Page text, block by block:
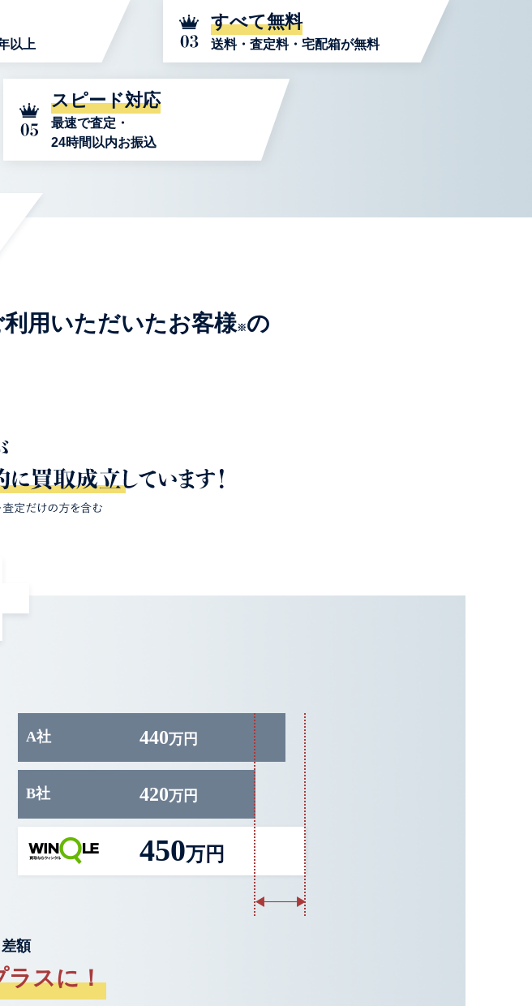
以上
すべて無料
送料・査定料・宅配箱が無料
スピード対応
最速で査定・
24時間以内お振込
用いただいたお客様※の
A社 440万円
B社 420万円
450万円
額
ラスに！